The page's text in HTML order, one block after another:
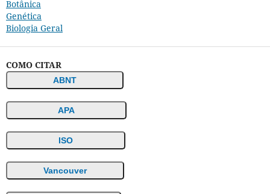
Botânica
Genética
Biologia Geral
COMO CITAR
ABNT
APA
ISO
Vancouver